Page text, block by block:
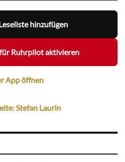
hinzufügen
Ruhrpilot aktivieren
App öffnen
Stefan Laurin